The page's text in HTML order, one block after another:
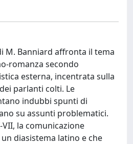
M. Banniard affronta il tema
romanza secondo
esterna, incentrata sulla
parlanti colti. Le
indubbi spunti di
su assunti problematici.
VII, la comunicazione
diasistema latino e che